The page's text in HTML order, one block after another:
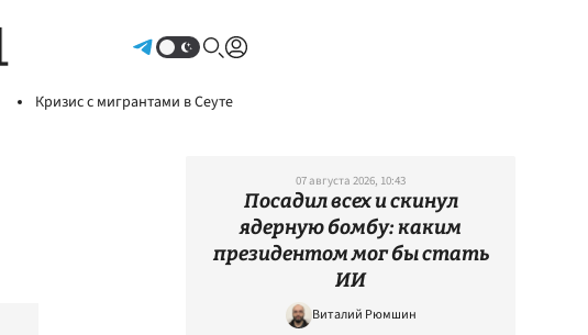
Кризис с мигрантами в Сеуте
07 августа 2026, 10:43
Посадил всех и скинул
ядерную бомбу: каким
президентом мог бы стать
ИИ
Виталий Рюмшин